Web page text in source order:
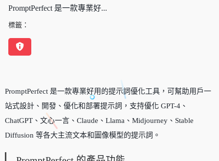
PromptPerfect 是一款專業好...
標籤：
PromptPerfect 是一款專業好用的提示詞優化工具，可幫助用戶一
站式設計、開發、優化和部署提示詞，支持優化 GPT-4、
ChatGPT、文心一言、Claude、Llama、Midjourney、Stable
Diffusion 等各大主流文本和圖像模型的提示詞。